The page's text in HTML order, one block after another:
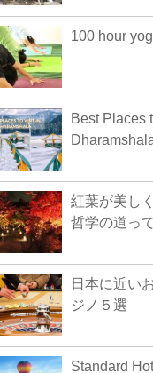
100 hour
Best Places
紅葉が美し
哲学の道っ
日本に近い
ジノ５選
Standard